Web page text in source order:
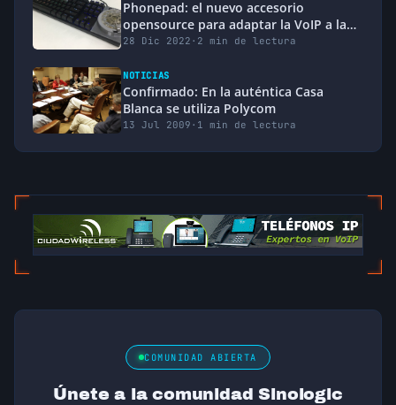
Phonepad: el nuevo accesorio
opensource para adaptar la VoIP a las
personas mayores
28 Dic 2022 · 2 min de lectura
NOTICIAS
Confirmado: En la auténtica Casa
Blanca se utiliza Polycom
13 Jul 2009 · 1 min de lectura
COMUNIDAD ABIERTA
Únete a la comunidad Sinologic